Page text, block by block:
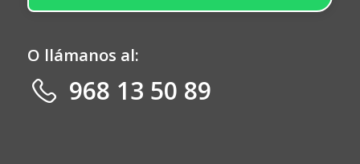
O llámanos al:
968 13 50 89